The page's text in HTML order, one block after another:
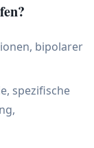
bipolarer
spezifische